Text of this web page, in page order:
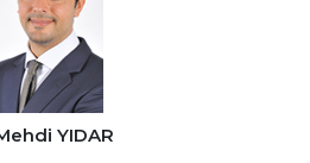
YIDAR